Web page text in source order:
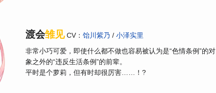
渡会雏见CV： 饴川紫乃 / 小泽实里
非常小巧可爱，即使什么都不做也容易被认为是“色情条例”的对
象之外的“违反生活条例”的前辈。
平时是个萝莉，但有时却很厉害……！?